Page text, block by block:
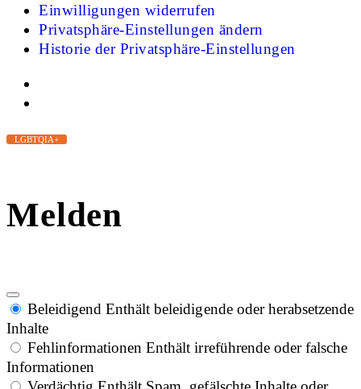
Einwilligungen widerrufen
Privatsphäre-Einstellungen ändern
Historie der Privatsphäre-Einstellungen
LGBTQIA+
Melden
Beleidigend Enthält beleidigende oder herabsetzende
Inhalte
Fehlinformationen Enthält irreführende oder falsche
Informationen